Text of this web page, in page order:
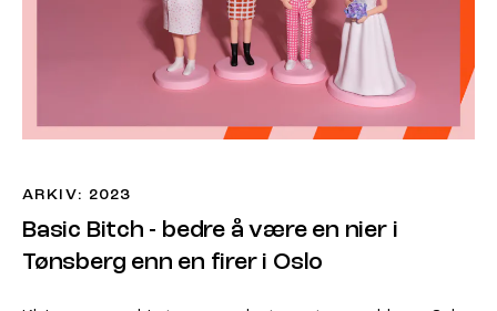
ARKIV: 2023
Basic Bitch - bedre å være en nier i
Tønsberg enn en firer i Oslo